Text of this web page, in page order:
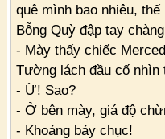
quê mình bao nhiêu,
Bỗng Quỳ đập tay
- Mày thấy chiếc
Tường lách đầu cố nhìn
- Ừ! Sao?
- Ở bên mày, giá độ
- Khoảng bảy chục!